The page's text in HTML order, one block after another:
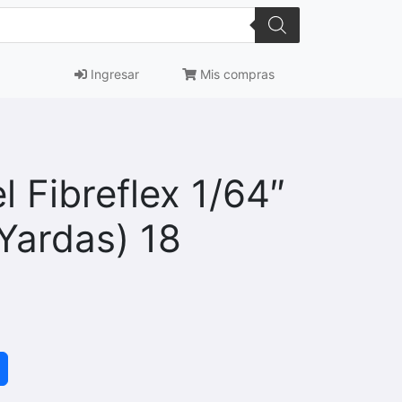
Ingresar Mis compras
Fibreflex 1/64″
18